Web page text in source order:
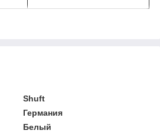
Shuft
Германия
Белый